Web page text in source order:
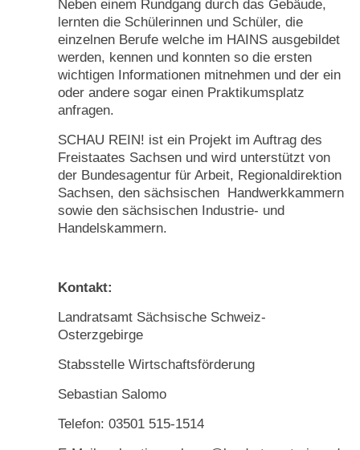
Neben einem Rundgang durch das Gebäude,
lernten die Schülerinnen und Schüler, die
einzelnen Berufe welche im HAINS ausgebildet
werden, kennen und konnten so die ersten
wichtigen Informationen mitnehmen und der ein
oder andere sogar einen Praktikumsplatz
anfragen.
SCHAU REIN! ist ein Projekt im Auftrag des
Freistaates Sachsen und wird unterstützt von
der Bundesagentur für Arbeit, Regionaldirektion
Sachsen, den sächsischen Handwerkkammern
sowie den sächsischen Industrie- und
Handelskammern.
Kontakt:
Landratsamt Sächsische Schweiz-
Osterzgebirge
Stabsstelle Wirtschaftsförderung
Sebastian Salomo
Telefon: 03501 515-1514